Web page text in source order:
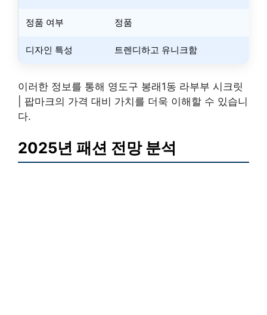
정품 여부 정품
디자인 특성 트렌디하고 유니크함
이러한 정보를 통해 영도구 봉래1동 라부부 시크릿
| 팝마크의 가격 대비 가치를 더욱 이해할 수 있습니
다.
2025년 패션 전망 분석